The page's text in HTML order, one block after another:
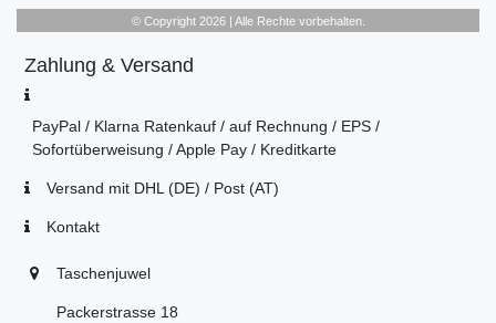
© Copyright 2026 | Alle Rechte vorbehalten.
Zahlung & Versand
PayPal / Klarna Ratenkauf / auf Rechnung / EPS /
Sofortüberweisung / Apple Pay / Kreditkarte
Versand mit DHL (DE) / Post (AT)
Kontakt
Taschenjuwel
Packerstrasse 18